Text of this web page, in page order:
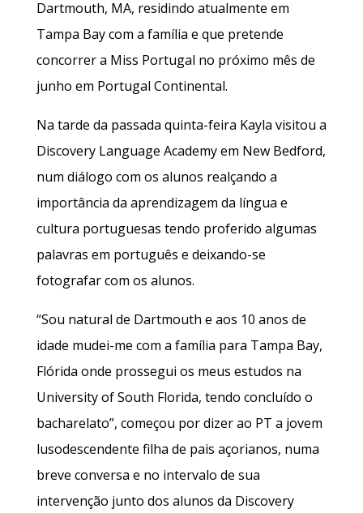
Dartmouth, MA, residindo atualmente em
Tampa Bay com a família e que pretende
concorrer a Miss Portugal no próximo mês de
junho em Portugal Continental.
Na tarde da passada quinta-feira Kayla visitou a
Discovery Language Academy em New Bedford,
num diálogo com os alunos realçando a
importância da aprendizagem da língua e
cultura portuguesas tendo proferido algumas
palavras em português e deixando-se
fotografar com os alunos.
“Sou natural de Dartmouth e aos 10 anos de
idade mudei-me com a família para Tampa Bay,
Flórida onde prossegui os meus estudos na
University of South Florida, tendo concluído o
bacharelato”, começou por dizer ao PT a jovem
lusodescendente filha de pais açorianos, numa
breve conversa e no intervalo de sua
intervenção junto dos alunos da Discovery